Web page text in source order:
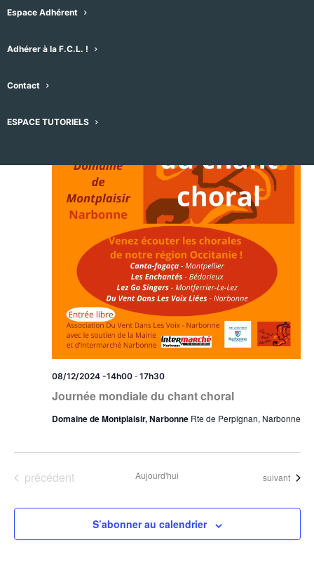
Espace Adhérent
Adhérer à la F.C.L. !
Contact
ESPACE TUTORIELS
date.
DIM
Journée mondiale du chant choral
08/12/2024 -14h00- 17h30
Domaine de Montplaisir, Narbonne Rte de Perpignan, Narbonne
Évènements
précédent Aujourd'hui Évènements
suivant
S’abonner au calendrier